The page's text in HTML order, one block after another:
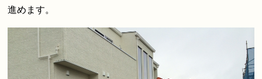
進めます。